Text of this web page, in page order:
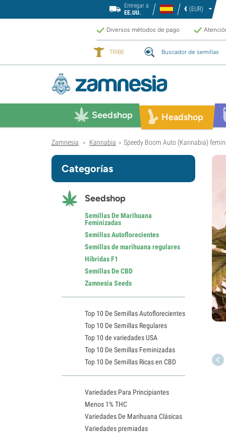
Entregar a
EE.UU.
€ (EUR)
Diversos métodos de pago
TRIBE Buscador de semillas
Seedshop Headshop
Zamnesia > Kannabia > Speedy Boom Auto (Kannabia)
Categorías
Seedshop
Semillas De Marihuana
Feminizadas
Semillas Autoflorecientes
Semillas de marihuana regulares
Híbridas F1
Semillas De CBD
Zamnesia Seeds
Top 10 De Semillas Autoflorecientes
Top 10 De Semillas Regulares
Top 10 de variedades USA
Top 10 De Semillas Feminizadas
Top 10 De Semillas Ricas en CBD
Variedades Para Principiantes
Menos 1% THC
Variedades De Marihuana Clásicas
Variedades premiadas